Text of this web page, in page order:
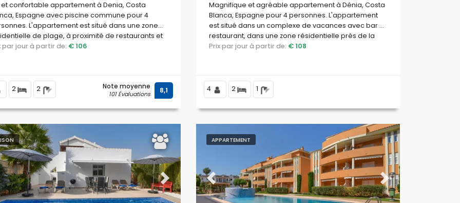
et confortable appartement à Denia, Costa
Espagne avec piscine commune pour 4
L'appartement est situé dans une zone
de plage, à proximité de restaurants et
commerces et supermarchés, et à seulement
par jour à partir de: € 106
2 2 Note moyenne
101 Évaluations 8,1
Magnifique et agréable appartement à Dénia, Costa
Blanca, Espagne pour 4 personnes. L'appartement
est situé dans un complexe de vacances avec bar et
restaurant, dans une zone résidentielle près de la
plage, à proximité des commerces et
Prix par jour à partir de: € 108
4 2 1
Next
APPARTEMENT
Previous Next